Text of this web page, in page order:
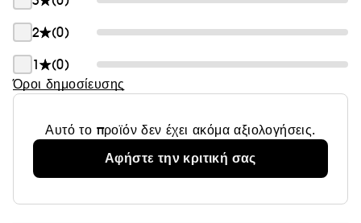
2
(0)
1
(0)
Όροι δημοσίευσης
Αυτό το προϊόν δεν έχει ακόμα αξιολογήσεις.
Αφήστε την κριτική σας